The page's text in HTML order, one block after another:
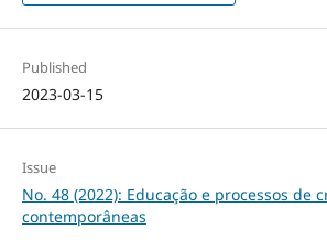
Published
2023-03-15
Issue
No. 48 (2022): Educação e processos de
contemporâneas